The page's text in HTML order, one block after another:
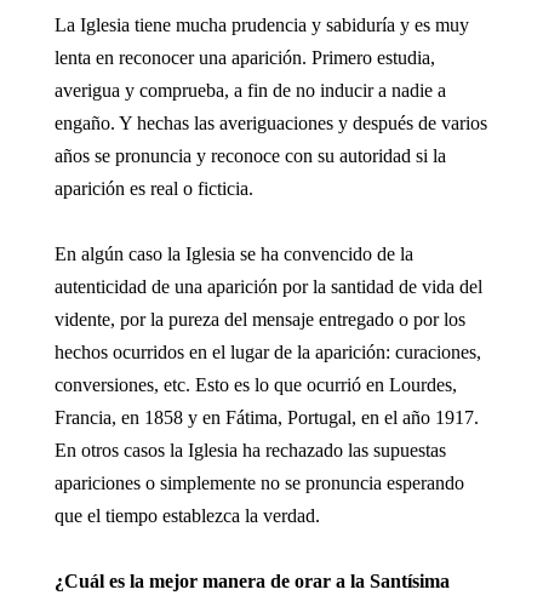
La Iglesia tiene mucha prudencia y sabiduría y es muy
lenta en reconocer una aparición. Primero estudia,
averigua y comprueba, a fin de no inducir a nadie a
engaño. Y hechas las averiguaciones y después de varios
años se pronuncia y reconoce con su autoridad si la
aparición es real o ficticia.
En algún caso la Iglesia se ha convencido de la
autenticidad de una aparición por la santidad de vida del
vidente, por la pureza del mensaje entregado o por los
hechos ocurridos en el lugar de la aparición: curaciones,
conversiones, etc. Esto es lo que ocurrió en Lourdes,
Francia, en 1858 y en Fátima, Portugal, en el año 1917.
En otros casos la Iglesia ha rechazado las supuestas
apariciones o simplemente no se pronuncia esperando
que el tiempo establezca la verdad.
¿Cuál es la mejor manera de orar a la Santísima